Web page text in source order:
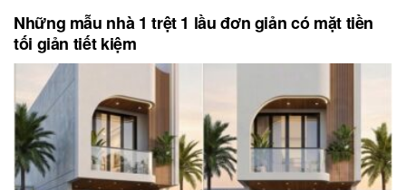
Những mẫu nhà 1 trệt 1 lầu đơn giản có mặt tiền
tối giản tiết kiệm